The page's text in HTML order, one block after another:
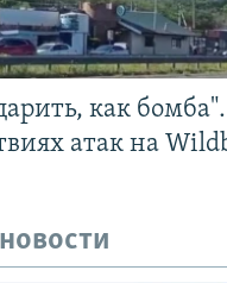
как
атак на